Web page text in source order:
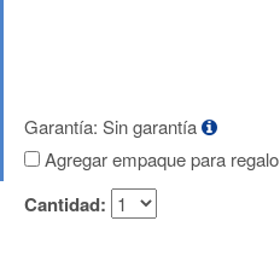
Garantía: Sin garantía
Agregar empaque para regalo
Cantidad: